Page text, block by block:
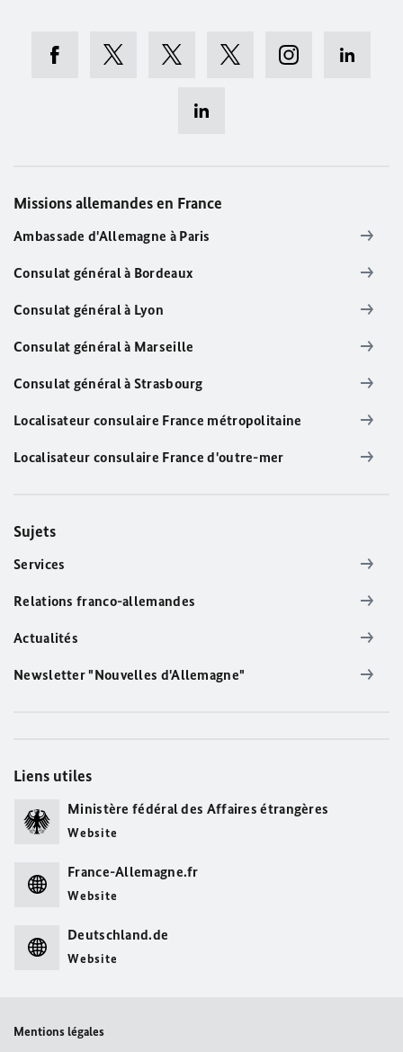
Missions allemandes en France
Ambassade d'Allemagne à Paris
Consulat général à Bordeaux
Consulat général à Lyon
Consulat général à Marseille
Consulat général à Strasbourg
Localisateur consulaire France métropolitaine
Localisateur consulaire France d'outre-mer
Sujets
Services
Relations franco-allemandes
Actualités
Newsletter "Nouvelles d'Allemagne"
Liens utiles
Ministère fédéral des Affaires étrangères
Website
France-Allemagne.fr
Website
Deutschland.de
Website
Mentions légales